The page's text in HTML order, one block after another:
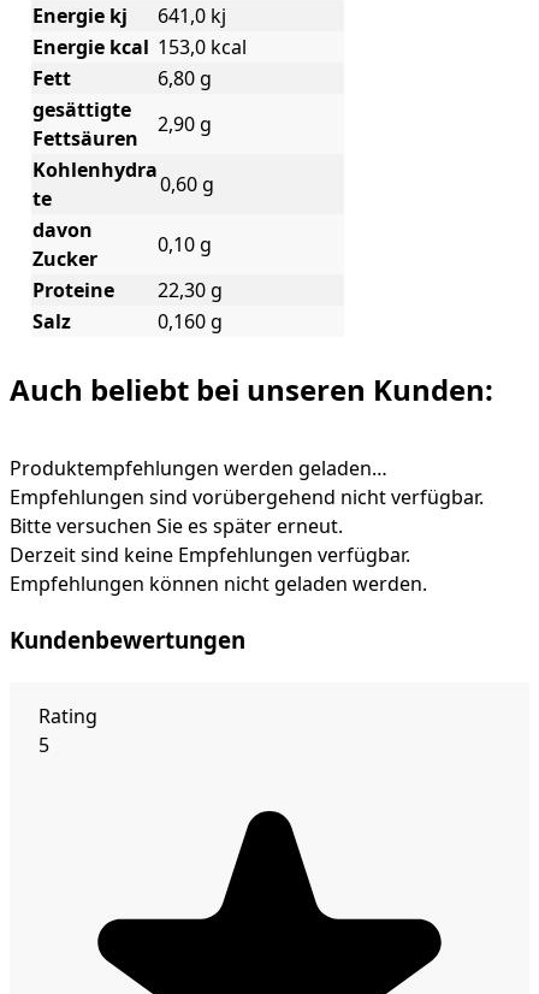
Energie kj
641,0 kj
Energie kcal 153,0 kcal
Fett
6,80 g
gesättigte
Fettsäuren
2,90 g
Kohlenhydra
te
0,60 g
davon
Zucker
0,10 g
Proteine
22,30 g
Salz
0,160 g
Auch beliebt bei unseren Kunden:
Produktempfehlungen werden geladen…
Empfehlungen sind vorübergehend nicht verfügbar.
Bitte versuchen Sie es später erneut.
Derzeit sind keine Empfehlungen verfügbar.
Empfehlungen können nicht geladen werden.
Kundenbewertungen
Rating
5